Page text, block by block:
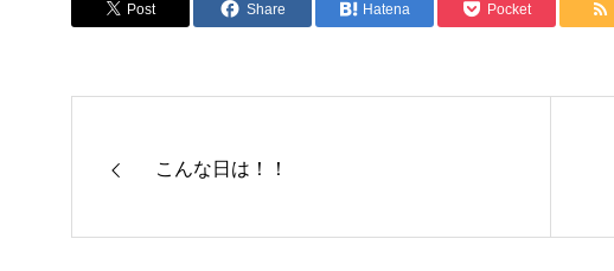
Post Share Hatena Pocket
こんな日は！！